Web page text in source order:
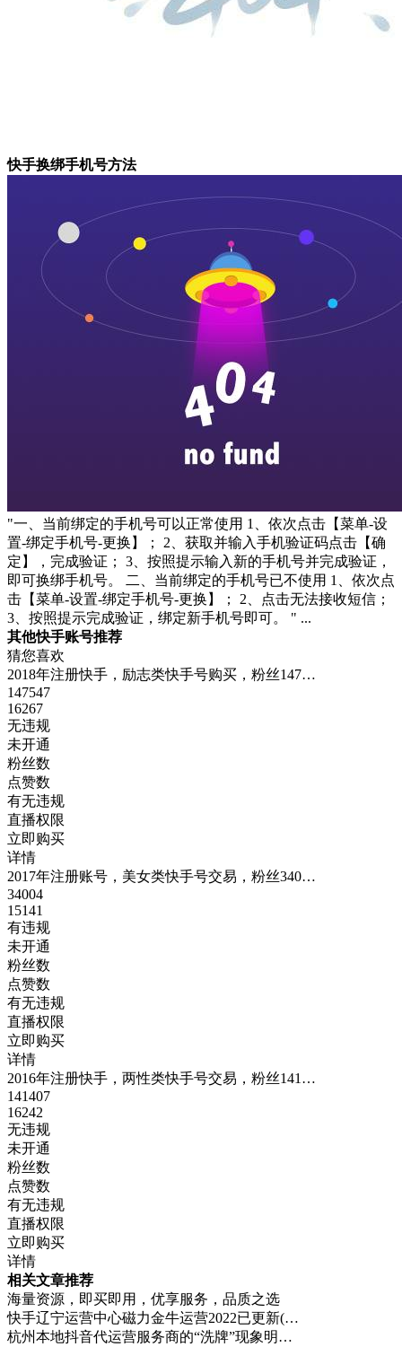
快手换绑手机号方法
"一、当前绑定的手机号可以正常使用 1、依次点击【菜单-设
置-绑定手机号-更换】； 2、获取并输入手机验证码点击【确
定】，完成验证； 3、按照提示输入新的手机号并完成验证，
即可换绑手机号。 二、当前绑定的手机号已不使用 1、依次点
击【菜单-设置-绑定手机号-更换】； 2、点击无法接收短信；
3、按照提示完成验证，绑定新手机号即可。 " ...
其他快手账号推荐
猜您喜欢
2018年注册快手，励志类快手号购买，粉丝147…
147547
16267
无违规
未开通
粉丝数
点赞数
有无违规
直播权限
立即购买
详情
2017年注册账号，美女类快手号交易，粉丝340…
34004
15141
有违规
未开通
粉丝数
点赞数
有无违规
直播权限
立即购买
详情
2016年注册快手，两性类快手号交易，粉丝141…
141407
16242
无违规
未开通
粉丝数
点赞数
有无违规
直播权限
立即购买
详情
相关文章推荐
海量资源，即买即用，优享服务，品质之选
快手辽宁运营中心磁力金牛运营2022已更新(…
杭州本地抖音代运营服务商的“洗牌”现象明…